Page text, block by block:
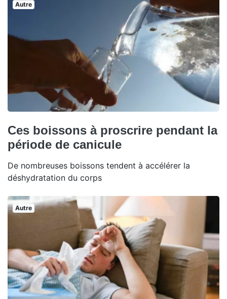
Autre
Ces boissons à proscrire pendant la
période de canicule
De nombreuses boissons tendent à accélérer la
déshydratation du corps
Autre